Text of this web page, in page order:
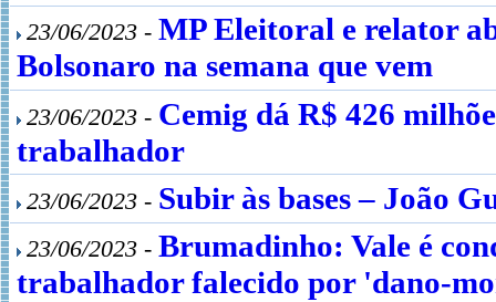
23/06/2023 - MP Eleitoral e relator
Bolsonaro na semana que vem
23/06/2023 - Cemig dá R$ 426
trabalhador
23/06/2023 - Subir às bases – João
23/06/2023 - Brumadinho: Vale é
trabalhador falecido por 'dano-